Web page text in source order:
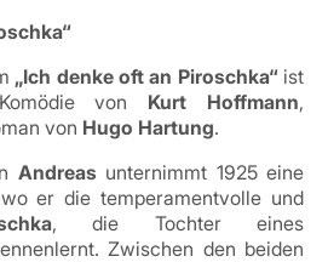
„Ich denke oft an Piroschka“ ist
von Kurt Hoffmann,
von Hugo Hartung.
Andreas unternimmt 1925 eine
er die temperamentvolle und
, die Tochter eines
Zwischen den beiden